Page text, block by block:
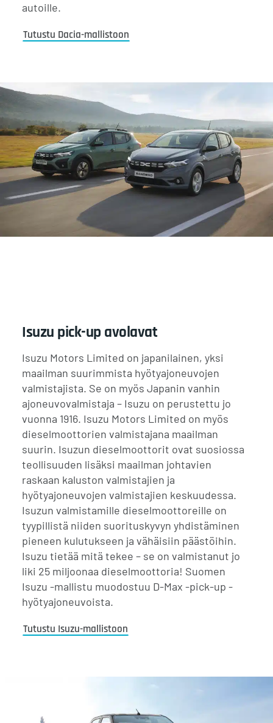
autoille.
Tutustu Dacia-mallistoon
Isuzu pick-up avolavat
Isuzu Motors Limited on japanilainen, yksi
maailman suurimmista hyötyajoneuvojen
valmistajista. Se on myös Japanin vanhin
ajoneuvovalmistaja – Isuzu on perustettu jo
vuonna 1916. Isuzu Motors Limited on myös
dieselmoottorien valmistajana maailman
suurin. Isuzun dieselmoottorit ovat suosiossa
teollisuuden lisäksi maailman johtavien
raskaan kaluston valmistajien ja
hyötyajoneuvojen valmistajien keskuudessa.
Isuzun valmistamille dieselmoottoreille on
tyypillistä niiden suorituskyvyn yhdistäminen
pieneen kulutukseen ja vähäisiin päästöihin.
Isuzu tietää mitä tekee – se on valmistanut jo
liki 25 miljoonaa dieselmoottoria! Suomen
Isuzu -mallistu muodostuu D-Max -pick-up -
hyötyajoneuvoista.
Tutustu Isuzu-mallistoon